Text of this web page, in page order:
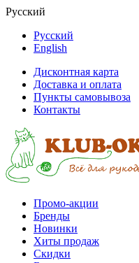
Русский
Русский
English
Дисконтная карта
Доставка и оплата
Пункты самовывоза
Контакты
Промо-акции
Бренды
Новинки
Хиты продаж
Скидки